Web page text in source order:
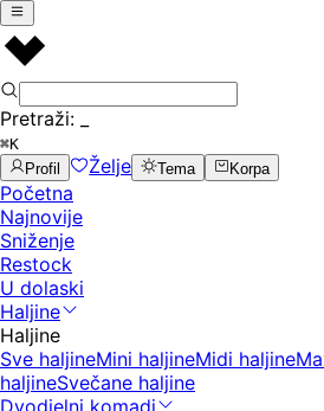
Pretraži:
⌘K
Profil
Želje Tema Korpa
Početna
Najnovije
Sniženje
Restock
U dolaski
Haljine
Haljine
Sve haljineMini haljineMidi haljine
haljineSvečane haljine
Dvodjelni komadi